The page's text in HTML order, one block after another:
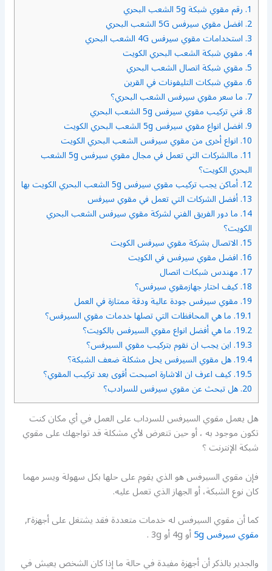
1. رقم مقوي شبكة 5g الشعب البحري
2. افضل مقوي سيرفس 5G الشعب البحري
3. استخدامات مقوي سيرفس 4G الشعب البحري
4. مقوي شبكة الشعب البحري الكويت
5. مقوي شبكة اتصال الشعب البحري
6. مقوي شبكات التليفونات في القرين
7. ما سعر مقوي سيرفس الشعب البحري؟
8. فني تركيب مقوي سيرفس 5g الشعب البحري
9. افضل انواع مقوي سيرفس 5g الشعب البحري الكويت
10. انواع أخرى من مقوي سيرفس الشعب البحري الكويت
11.
ماالشركات التي تعمل في مجال مقوي سيرفس 5g الشعب
البحري الكويت؟
12. أماكن يجب تركيب مقوي سيرفس 5g الشعب البحري الكويت بها
13. أفضل الشركات التي تعمل في مقوي سيرفس
14. ما دور الفريق الفني لشركة مقوي سيرفس الشعب البحري
الكويت؟
15. الاتصال بشركة مقوي سيرفس الكويت
16. افضل مقوي سيرفس في الكويت
17. مهندس شبكات اتصال
18. كيف اختار جهازمقوي سيرفس؟
19. مقوي سيرفس جودة عالية ودقة ممتازة في العمل
19.1. ما هي المحافظات التي تصلها خدمات مقوي السيرفس؟
19.2. ما هي أفضل انواع مقوي السيرفس بالكويت؟
19.3. اين يجب ان نقوم بتركيب مقوي السيرفس؟
19.4. هل مقوي السيرفس يحل مشكلة ضعف الشبكة؟
19.5. كيف اعرف ان الاشارة اصبحت أقوى بعد تركيب المقوي؟
20. هل تبحث عن مقوي سيرفس للسرادب؟
هل يعمل مقوي السيرفس للسرداب على العمل في أي مكان كنت
تكون موجود به ، أو حين تتعرض لأي مشكلة قد تواجهك على مقوي
شبكة الإنترنت ؟
فإن مقوي السيرفس هو الذي يقوم على حلها بكل سهولة ويسر مهما
كان نوع الشبكة، أو الجهاز الذي تعمل عليه.
كما أن مقوي السيرفس له خدمات متعددة فقد يشتغل على أجهزةr,
مقوي سيرفس 5g
أو 4g أو 3g .
والجدير بالذكر أن أجهزة مفيدة في حالة ما إذا كان الشخص يعيش في